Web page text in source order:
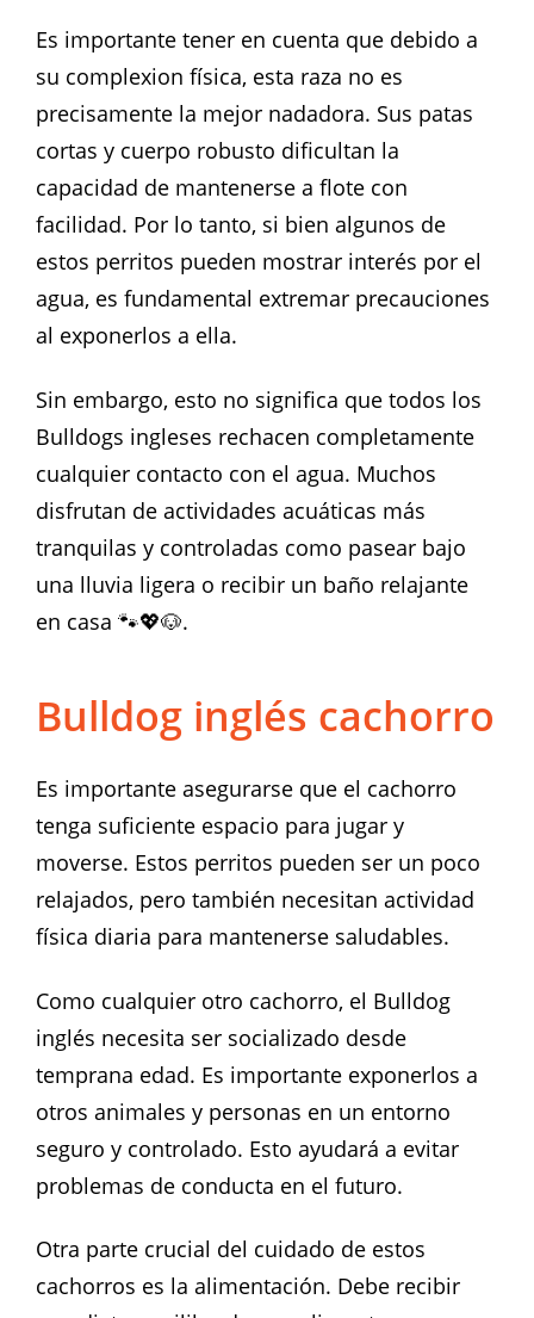
Es importante tener en cuenta que debido a
su complexion física, esta raza no es
precisamente la mejor nadadora. Sus patas
cortas y cuerpo robusto dificultan la
capacidad de mantenerse a flote con
facilidad. Por lo tanto, si bien algunos de
estos perritos pueden mostrar interés por el
agua, es fundamental extremar precauciones
al exponerlos a ella.
Sin embargo, esto no significa que todos los
Bulldogs ingleses rechacen completamente
cualquier contacto con el agua. Muchos
disfrutan de actividades acuáticas más
tranquilas y controladas como pasear bajo
una lluvia ligera o recibir un baño relajante
en casa 🐾💖🐶.
Bulldog inglés cachorro
Es importante asegurarse que el cachorro
tenga suficiente espacio para jugar y
moverse. Estos perritos pueden ser un poco
relajados, pero también necesitan actividad
física diaria para mantenerse saludables.
Como cualquier otro cachorro, el Bulldog
inglés necesita ser socializado desde
temprana edad. Es importante exponerlos a
otros animales y personas en un entorno
seguro y controlado. Esto ayudará a evitar
problemas de conducta en el futuro.
Otra parte crucial del cuidado de estos
cachorros es la alimentación. Debe recibir